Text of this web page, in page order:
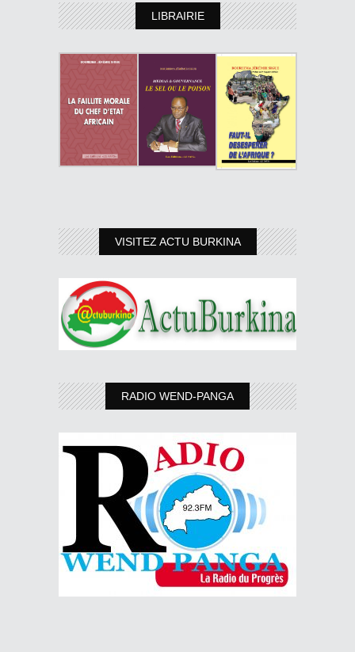
LIBRAIRIE
VISITEZ ACTU BURKINA
RADIO WEND-PANGA